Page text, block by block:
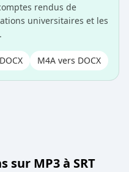
rendus de
universitaires et les
M4A vers DOCX
sur MP3 à SRT